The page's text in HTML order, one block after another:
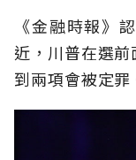
《金融時報》
近，川普在選
到兩項會被定罪